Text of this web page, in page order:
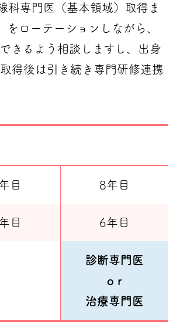
科専門医（基本領域）取得ま
ローテーションしながら、
きるよう相談しますし、出身
得後は引き続き専門研修連携
目 8年目
目 6年目
診断専門医
o r
治療専門医